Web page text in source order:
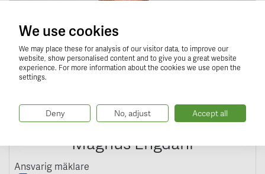
Magnus Engdahl
Ansvarig mäklare
We use cookies
We may place these for analysis of our visitor data, to improve our
website, show personalised content and to give you a great website
experience. For more information about the cookies we use open the
settings.
Deny No, adjust Accept all